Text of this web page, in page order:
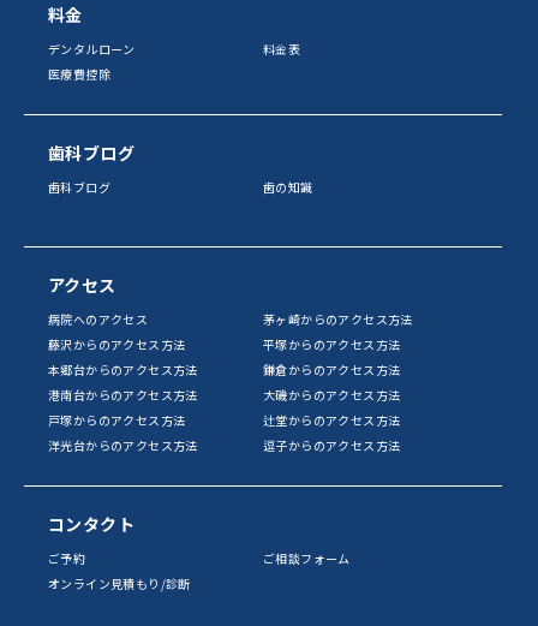
料金
デンタルローン
料金表
医療費控除
歯科ブログ
歯科ブログ 歯の知識
アクセス
病院へのアクセス
茅ヶ崎からのアクセス方法
藤沢からのアクセス方法
平塚からのアクセス方法
本郷台からのアクセス方法
鎌倉からのアクセス方法
港南台からのアクセス方法
大磯からのアクセス方法
戸塚からのアクセス方法
辻堂からのアクセス方法
洋光台からのアクセス方法
逗子からのアクセス方法
コンタクト
ご予約
ご相談フォーム
オンライン見積もり/診断